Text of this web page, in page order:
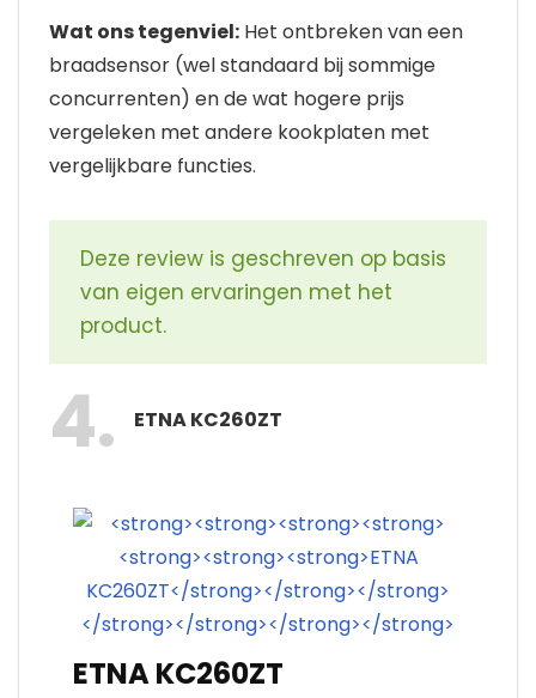
Wat ons tegenviel: Het ontbreken van een
braadsensor (wel standaard bij sommige
concurrenten) en de wat hogere prijs
vergeleken met andere kookplaten met
vergelijkbare functies.
Deze review is geschreven op basis
van eigen ervaringen met het
product.
4 ETNA KC260ZT
ETNA KC260ZT